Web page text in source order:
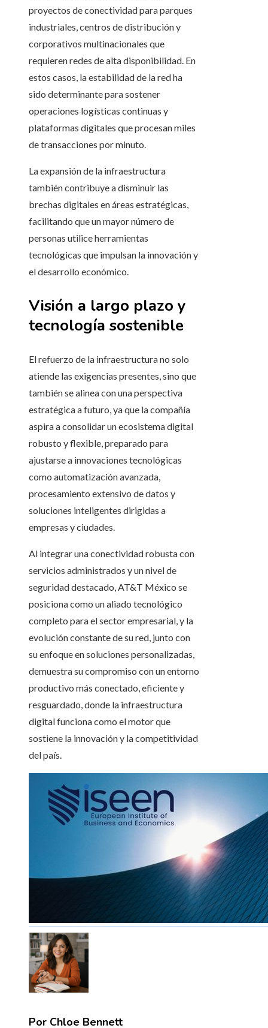
proyectos de conectividad para parques
industriales, centros de distribución y
corporativos multinacionales que
requieren redes de alta disponibilidad. En
estos casos, la estabilidad de la red ha
sido determinante para sostener
operaciones logísticas continuas y
plataformas digitales que procesan miles
de transacciones por minuto.
La expansión de la infraestructura
también contribuye a disminuir las
brechas digitales en áreas estratégicas,
facilitando que un mayor número de
personas utilice herramientas
tecnológicas que impulsan la innovación y
el desarrollo económico.
Visión a largo plazo y
tecnología sostenible
El refuerzo de la infraestructura no solo
atiende las exigencias presentes, sino que
también se alinea con una perspectiva
estratégica a futuro, ya que la compañía
aspira a consolidar un ecosistema digital
robusto y flexible, preparado para
ajustarse a innovaciones tecnológicas
como automatización avanzada,
procesamiento extensivo de datos y
soluciones inteligentes dirigidas a
empresas y ciudades.
Al integrar una conectividad robusta con
servicios administrados y un nivel de
seguridad destacado, AT&T México se
posiciona como un aliado tecnológico
completo para el sector empresarial, y la
evolución constante de su red, junto con
su enfoque en soluciones personalizadas,
demuestra su compromiso con un entorno
productivo más conectado, eficiente y
resguardado, donde la infraestructura
digital funciona como el motor que
sostiene la innovación y la competitividad
del país.
Por Chloe Bennett